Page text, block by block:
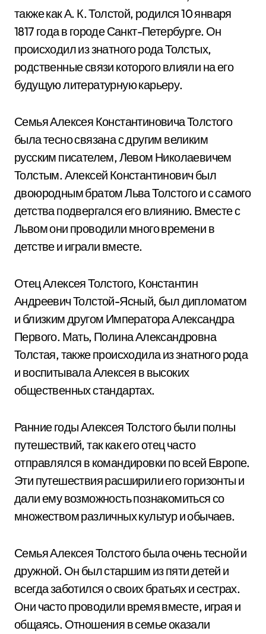
также как А. К. Толстой, родился 10 января
1817 года в городе Санкт-Петербурге. Он
происходил из знатного рода Толстых,
родственные связи которого влияли на его
будущую литературную карьеру.
Семья Алексея Константиновича Толстого
была тесно связана с другим великим
русским писателем, Левом Николаевичем
Толстым. Алексей Константинович был
двоюродным братом Льва Толстого и с самого
детства подвергался его влиянию. Вместе с
Львом они проводили много времени в
детстве и играли вместе.
Отец Алексея Толстого, Константин
Андреевич Толстой-Ясный, был дипломатом
и близким другом Императора Александра
Первого. Мать, Полина Александровна
Толстая, также происходила из знатного рода
и воспитывала Алексея в высоких
общественных стандартах.
Ранние годы Алексея Толстого были полны
путешествий, так как его отец часто
отправлялся в командировки по всей Европе.
Эти путешествия расширили его горизонты и
дали ему возможность познакомиться со
множеством различных культур и обычаев.
Семья Алексея Толстого была очень тесной и
дружной. Он был старшим из пяти детей и
всегда заботился о своих братьях и сестрах.
Они часто проводили время вместе, играя и
общаясь. Отношения в семье оказали